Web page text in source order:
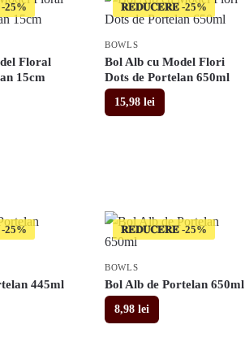
Floral
15cm
𝐑𝐄𝐃𝐔𝐂𝐄𝐑𝐄
BOWLS
Bol Alb cu Model Flori
Dots de Portelan 650ml
15,98 lei
445ml
𝐑𝐄𝐃𝐔𝐂𝐄𝐑𝐄
BOWLS
Bol Alb de Portelan 650ml
8,98 lei